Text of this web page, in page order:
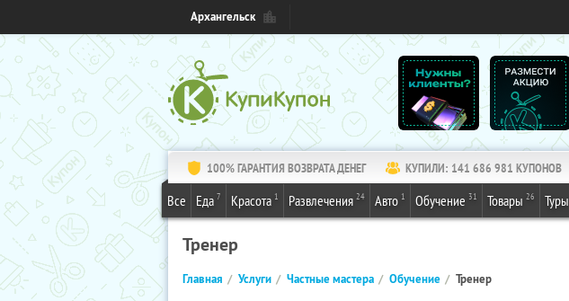
Архангельск
100% ГАРАНТИЯ ВОЗВРАТА ДЕНЕГ КУПИЛИ: 141 686 981 КУПОНОВ
Все Еда 7 Красота 1 Развлечения 24 Авто 1 Обучение 31 Товары 26 Туры
Тренер
Главная Услуги Частные мастера Обучение Тренер